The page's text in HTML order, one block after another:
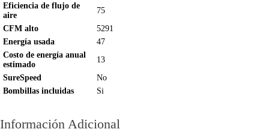
Eficiencia de flujo de
aire
75
CFM alto
5291
Energía usada
47
Costo de energía anual
estimado
13
SureSpeed
No
Bombillas incluidas
Si
Información Adicional